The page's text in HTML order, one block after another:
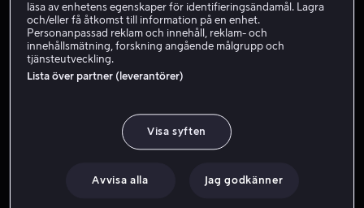
Hyr 49 kr
Under 1930-talet satte Australiens regering igång ett
säkra populära stränder. Något som gav upphov till
oerhörda skador på den marina miljön och djurlivet.
läsa av enhetens egenskaper för identifieringsändamål. Lagra
och/eller få åtkomst till information på en enhet.
Personanpassad reklam och innehåll, reklam- och
innehållsmätning, forskning angående målgrupp och
tjänsteutveckling.
Lista över partner (leverantörer)
Visa syften
Avvisa alla Jag godkänner